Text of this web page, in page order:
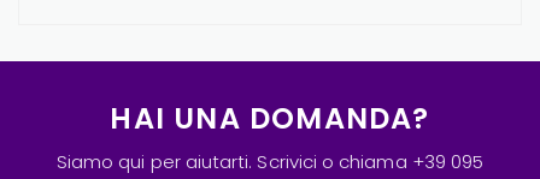
HAI UNA DOMANDA?
Siamo qui per aiutarti. Scrivici o chiama +39 095